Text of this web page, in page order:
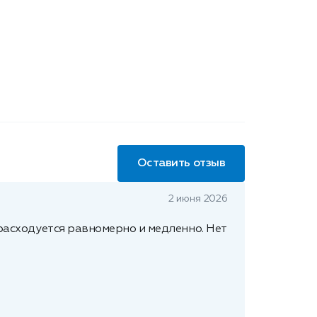
Оставить отзыв
2 июня 2026
равномерно и медленно. Нет